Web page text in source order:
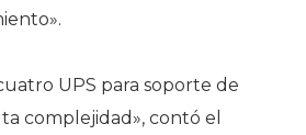
UPS para soporte de
complejidad», contó el